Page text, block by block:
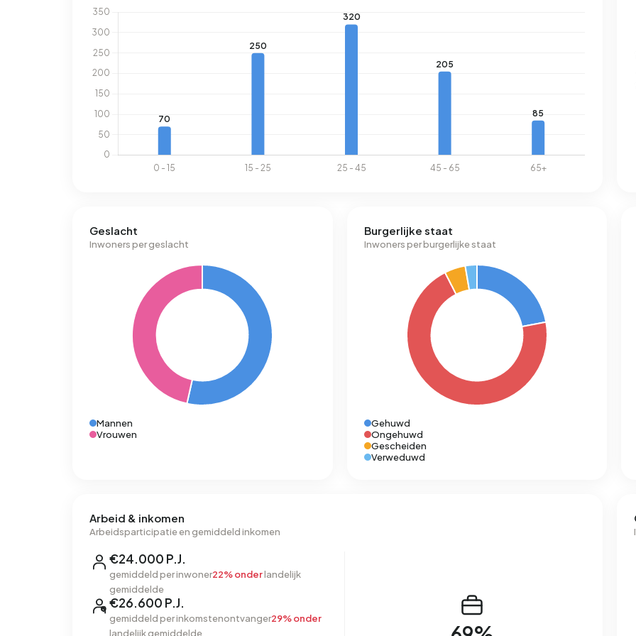
Geslacht
Inwoners per geslacht
Mannen
Vrouwen
Burgerlijke staat
Inwoners per burgerlijke staat
Gehuwd
Ongehuwd
Gescheiden
Verweduwd
Arbeid & inkomen
Arbeidsparticipatie en gemiddeld inkomen
€24.000 P.J.
gemiddeld per inwoner22% onderlandelijk
gemiddelde
€26.600 P.J.
gemiddeld per inkomstenontvanger29% onder
landelijk gemiddelde